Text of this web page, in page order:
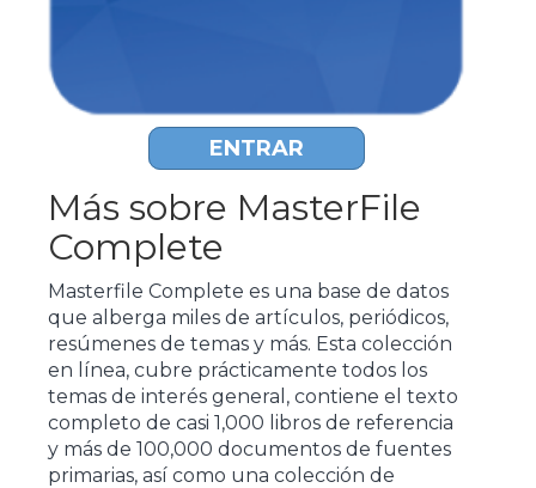
ENTRAR
Más sobre MasterFile
Complete
Masterfile Complete es una base de datos
que alberga miles de artículos, periódicos,
resúmenes de temas y más. Esta colección
en línea, cubre prácticamente todos los
temas de interés general, contiene el texto
completo de casi 1,000 libros de referencia
y más de 100,000 documentos de fuentes
primarias, así como una colección de